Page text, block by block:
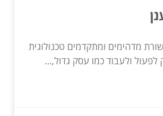
מדהימים ומתקדמים טכנולוגית
ולעבוד כמו עסק גדול,...